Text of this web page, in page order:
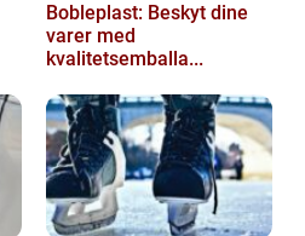
Bobleplast: Beskyt dine
varer med
kvalitetsemballa...